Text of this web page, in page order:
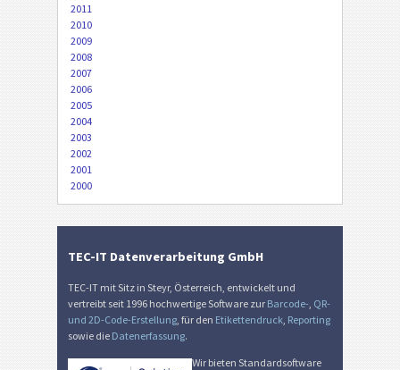
2011
2010
2009
2008
2007
2006
2005
2004
2003
2002
2001
2000
TEC-IT Datenverarbeitung GmbH
TEC-IT mit Sitz in Steyr, Österreich, entwickelt und
vertreibt seit 1996 hochwertige Software zur Barcode- QR-
und 2D-Code-Erstellung , für den Etikettendruck Reporting
sowie die Datenerfassung.
Wir bieten Standardsoftware